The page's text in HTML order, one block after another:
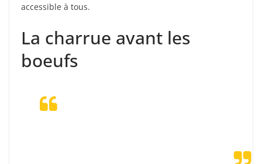
accessible à tous.
La charrue avant les
boeufs